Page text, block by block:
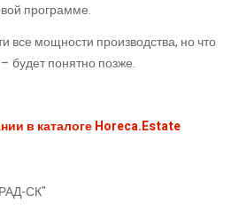
программе.
все мощности производства, но что
будет понятно позже.
в каталоге Horeca.Estate
СК"